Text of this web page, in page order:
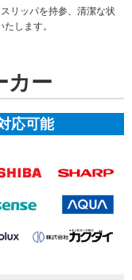
リッパを持参、清潔な状
します。
カー
応可能